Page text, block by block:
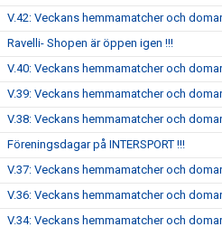
V.42: Veckans hemmamatcher och
Ravelli- Shopen är öppen igen !!!
V.40: Veckans hemmamatcher och
V.39: Veckans hemmamatcher och
V.38: Veckans hemmamatcher och
Föreningsdagar på INTERSPORT !!!
V.37: Veckans hemmamatcher och
V.36: Veckans hemmamatcher och
V.34: Veckans hemmamatcher och